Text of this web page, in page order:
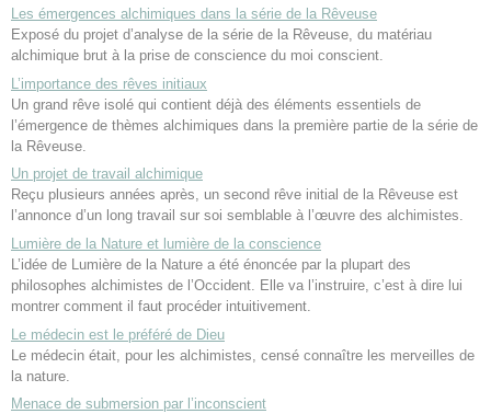
Les émergences alchimiques dans la série de la Rêveuse
Exposé du projet d’analyse de la série de la Rêveuse, du matériau
alchimique brut à la prise de conscience du moi conscient.
L’importance des rêves initiaux
Un grand rêve isolé qui contient déjà des éléments essentiels de
l’émergence de thèmes alchimiques dans la première partie de la série de
la Rêveuse.
Un projet de travail alchimique
Reçu plusieurs années après, un second rêve initial de la Rêveuse est
l’annonce d’un long travail sur soi semblable à l’œuvre des alchimistes.
Lumière de la Nature et lumière de la conscience
L’idée de Lumière de la Nature a été énoncée par la plupart des
philosophes alchimistes de l’Occident. Elle va l’instruire, c’est à dire lui
montrer comment il faut procéder intuitivement.
Le médecin est le préféré de Dieu
Le médecin était, pour les alchimistes, censé connaître les merveilles de
la nature.
Menace de submersion par l’inconscient